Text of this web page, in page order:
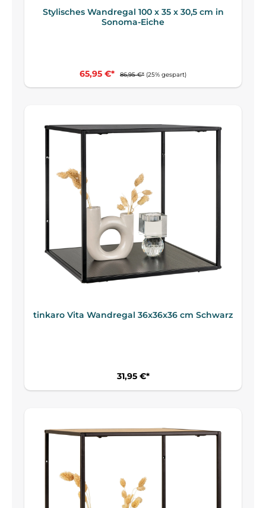
Stylisches Wandregal 100 x 35 x 30,5 cm in
Sonoma-Eiche
65,95 €* 86,95 €* (25% gespart)
tinkaro Vita Wandregal 36x36x36 cm Schwarz
31,95 €*